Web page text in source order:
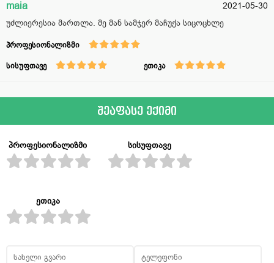
maia
2021-05-30
უძლიერესია მართლა. მე მან სამჯერ მაჩუქა სიცოცხლე
პროფესიონალიზმი
სისუფთავე ეთიკა
შეაფასე ექიმი
პროფესიონალიზმი სისუფთავე
ეთიკა